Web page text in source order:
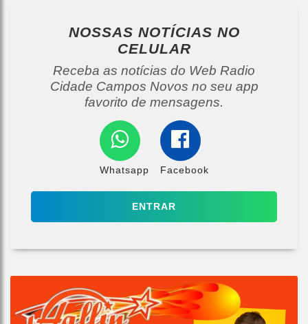
NOSSAS NOTÍCIAS NO
CELULAR
Receba as notícias do Web Radio
Cidade Campos Novos no seu app
favorito de mensagens.
Whatsapp Facebook
ENTRAR